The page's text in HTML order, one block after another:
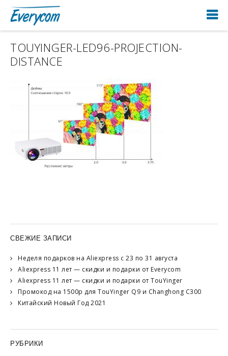
TOUYINGER-LED96-PROJECTION-
DISTANCE
СВЕЖИЕ ЗАПИСИ
Неделя подарков на Aliexpress с 23 по 31 августа
Aliexpress 11 лет — скидки и подарки от Everycom
Aliexpress 11 лет — скидки и подарки от TouYinger
Промокод на 1500р для TouYinger Q9 и Changhong C300
Китайский Новый Год 2021
РУБРИКИ